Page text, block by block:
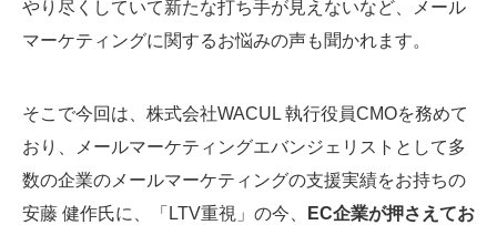
やり尽くしていて新たな打ち手が見えないなど、メール
マーケティングに関するお悩みの声も聞かれます。
そこで今回は、株式会社WACUL 執行役員CMOを務めて
おり、メールマーケティングエバンジェリストとして多
数の企業のメールマーケティングの支援実績をお持ちの
安藤 健作氏に、「LTV重視」の今、
EC企業が押さえてお